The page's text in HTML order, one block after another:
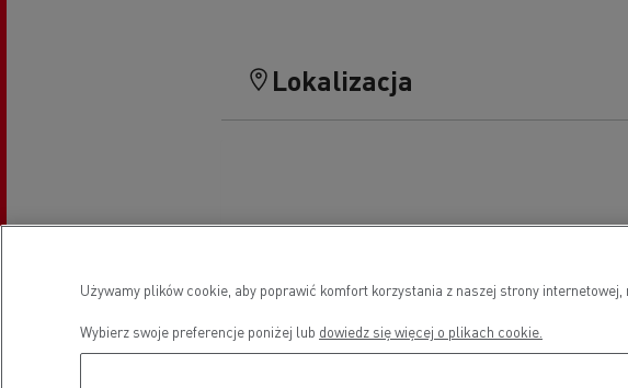
Lokalizacja
Używamy plików cookie, aby poprawić komfort korzystania z naszej strony
Wybierz swoje preferencje poniżej lub dowiedz się więcej o plikach cookie.